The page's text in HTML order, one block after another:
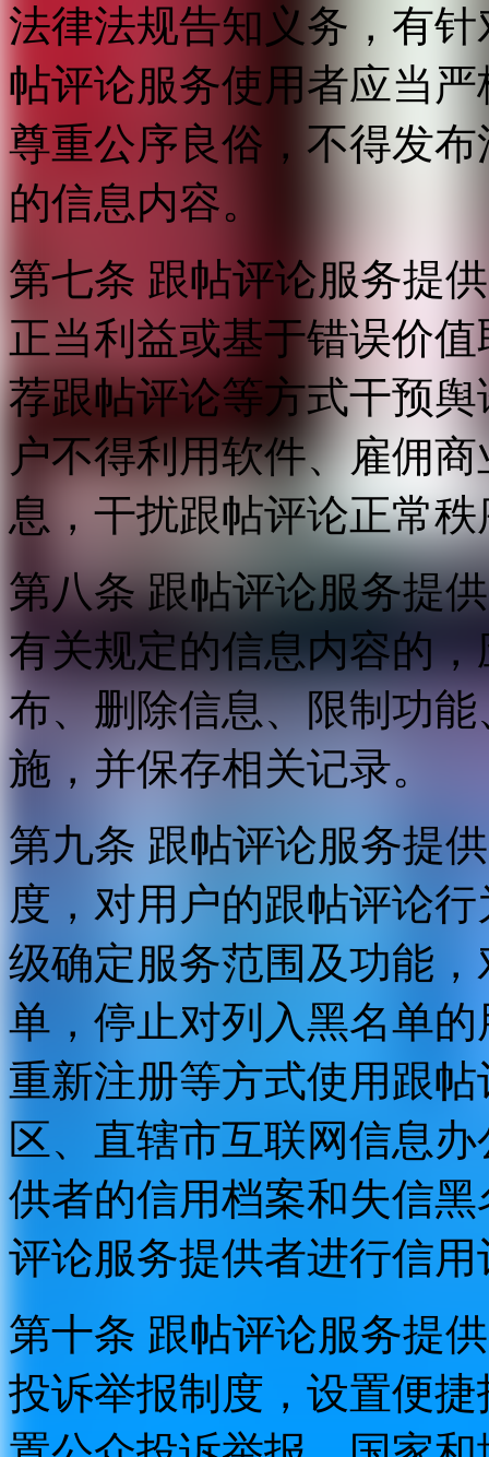
法律法规告知义务，有
帖评论服务使用者应当
尊重公序良俗，不得发
的信息内容。
第七条 跟帖评论服务提
正当利益或基于错误价
荐跟帖评论等方式干预
户不得利用软件、雇佣
息，干扰跟帖评论正常
第八条 跟帖评论服务提
有关规定的信息内容的
布、删除信息、限制功
施，并保存相关记录。
第九条 跟帖评论服务提
度，对用户的跟帖评论
级确定服务范围及功能
单，停止对列入黑名单
重新注册等方式使用跟
区、直辖市互联网信息
供者的信用档案和失信
评论服务提供者进行信用
第十条 跟帖评论服务提
投诉举报制度，设置便